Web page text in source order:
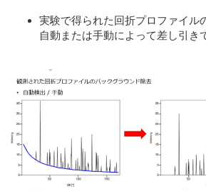
実験で得られた回折プロファイル
自動または手動によって差し引き